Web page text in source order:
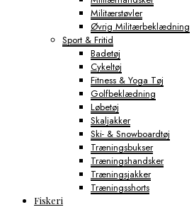
Militærstøvler
Øvrig Militærbeklædning
Sport & Fritid
Badetøj
Cykeltøj
Fitness & Yoga Tøj
Golfbeklædning
Løbetøj
Skaljakker
Ski- & Snowboardtøj
Træningsbukser
Træningshandsker
Træningsjakker
Træningsshorts
Fiskeri